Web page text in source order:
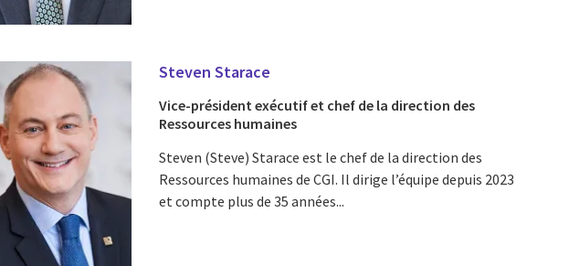
Steven Starace
Vice-président exécutif et chef de la direction des
Ressources humaines
Steven (Steve) Starace est le chef de la direction des
Ressources humaines de CGI. Il dirige l’équipe depuis 2023
et compte plus de 35 années...